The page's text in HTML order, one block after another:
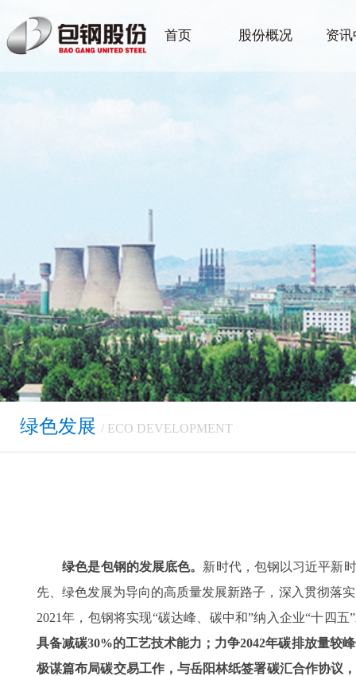
首页 股份概况 资
绿色发展 / ECO DEVELOPMENT
绿色是包钢的发展底色。 新时代，包钢以习近平新
先、绿色发展为导向的高质量发展新路子，深入贯彻落
2021年，包钢将实现“碳达峰、碳中和”纳入企业“十四
具备减碳30%的工艺技术能力；力争2042年碳排放量较
极谋篇布局碳交易工作，与岳阳林纸签署碳汇合作协议